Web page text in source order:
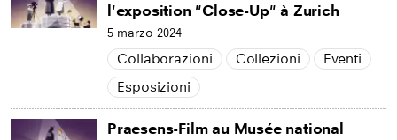
l'exposition "Close-Up" à Zurich
5 marzo 2024
Collaborazioni Collezioni
Eventi
Esposizioni
Praesens-Film au Musée national